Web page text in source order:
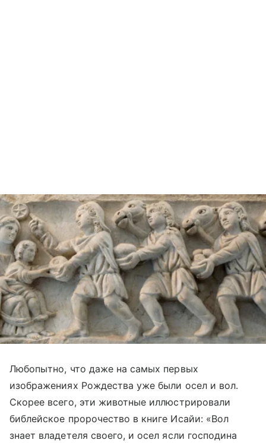
Любопытно, что даже на самых первых
изображениях Рождества уже были осел и вол.
Скорее всего, эти животные иллюстрировали
библейское пророчество в книге Исайи: «Вол
знает владетеля своего, и осел ясли господина